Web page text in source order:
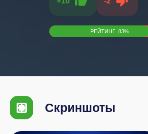
РЕЙТИНГ: 83%
Скриншоты